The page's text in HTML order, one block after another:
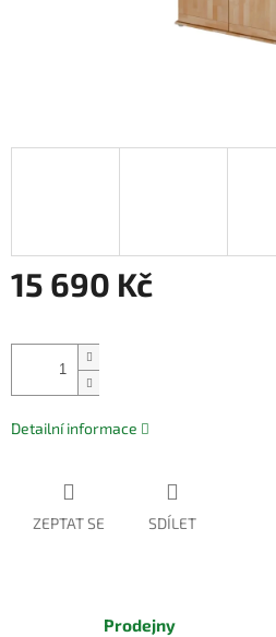
15 690 Kč
cena:
Detailní informace
ZEPTAT SE SDÍLET
Prodejny